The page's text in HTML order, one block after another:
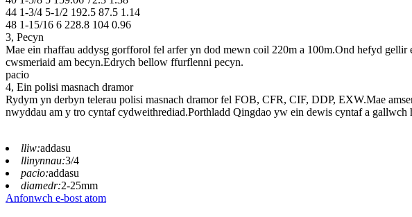
44 1-3/4 5-1/2 192.5 87.5 1.14
48 1-15/16 6 228.8 104 0.96
3, Pecyn
Mae ein rhaffau addysg gorfforol fel arfer yn dod mewn coil 220m a 100m.Ond hefyd
cwsmeriaid am becyn.Edrych bellow ffurflenni pecyn.
pacio
4, Ein polisi masnach dramor
Rydym yn derbyn telerau polisi masnach dramor fel FOB, CFR, CIF, DDP, EXW.Mae
nwyddau am y tro cyntaf cydweithrediad.Porthladd Qingdao yw ein dewis cyntaf a
lliw:addasu
llinynnau:3/4
pacio:addasu
diamedr:2-25mm
Anfonwch e-bost atom